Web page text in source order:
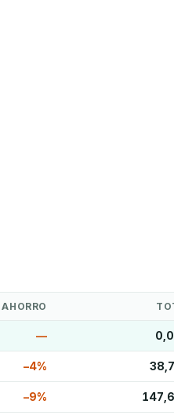
AHORRO
—
−4%
−9%